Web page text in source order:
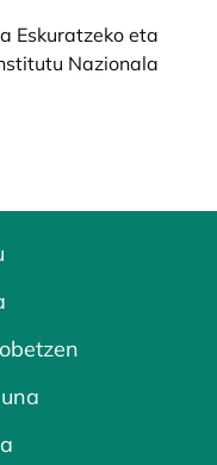
Eskuratzeko eta
Nazionala